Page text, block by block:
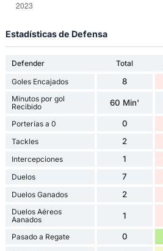
Estadísticas de Defensa
Defender Total
Goles Encajados
8
Minutos por gol
Recibido
60 Min'
Porterías a 0 0
Tackles 2
Intercepciones 1
Duelos 7
Duelos Ganados 2
Duelos Aéreos
Aanados
1
Pasado a Regate 0